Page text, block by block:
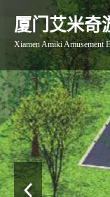
厦门艾米奇
Xiamen Amiki Amusement